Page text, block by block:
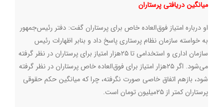
میانگین دریافتی پرستاران
او درباره امتیاز فوق‌العاده خاص برای پرستاران گفت: دفتر رئیس‌جمهور
به خواسته سازمان نظام پرستاری پاسخ داد و بنابر اظهارات رئیس
سازمان اداری و استخدامی تا ۲۵هزار امتیاز برای پرستاران در نظر گرفته
می‌شود. اگر ۲۵هزار امتیاز برای فوق‌العاده خاص پرستاران در نظر گرفته
شود، بازهم اتفاق خاصی صورت نگرفته، چرا که میانگین حکم حقوقی
پرستاران کمتر از ۲۵میلیون تومان است
.